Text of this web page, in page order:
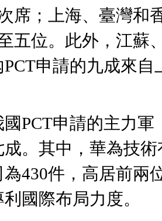
席；上海、臺灣和
五位。此外，江蘇
申請的九成來
申請的主力軍
。其中，華為技
為430件，高居前兩
國際布局力度。